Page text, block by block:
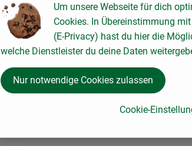
Um unsere Webseite für dich
Cookies. In Übereinstimmung
(E-Privacy) hast du hier die
welche Dienstleister du deine Daten
Cookie-
Nur notwendige Cookies zulassen